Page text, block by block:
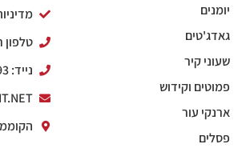
יומנים
גאדג'טים
שעוני קיר
פמוטים וקידוש
ארנקי עור
פסלים
טלפון
נייד: 054-4657193
הקוממיות